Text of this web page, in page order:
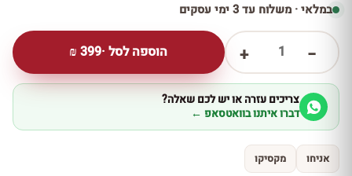
במלאי · משלוח עד 3 ימי עסקים
−
1
+ הוספה לסל ·399
₪
צריכים עזרה או יש לכם שאלה?
דברו איתנו בוואטסאפ ←
אניחו מקסיקו